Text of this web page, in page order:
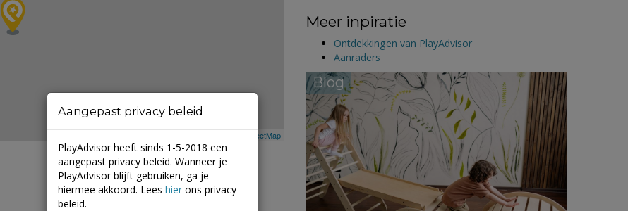
OpenStreetMap
Meer inpiratie
Ontdekkingen van PlayAdvisor
Aanraders
Blog
Aangepast privacy beleid
PlayAdvisor heeft sinds 1-5-2018 een
aangepast privacy beleid. Wanneer je
PlayAdvisor blijft gebruiken, ga je
hiermee akkoord. Lees hier ons privacy
beleid.